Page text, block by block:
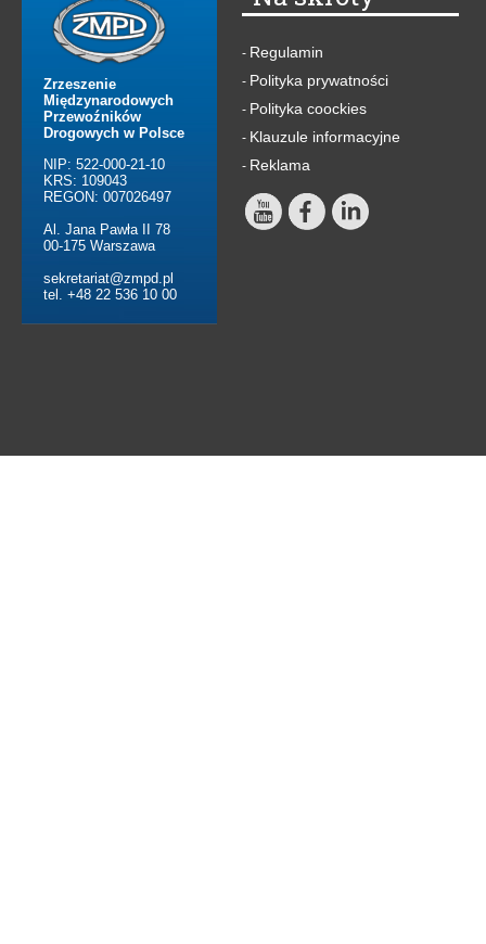
Zrzeszenie
Międzynarodowych
Przewoźników
Drogowych w Polsce
NIP: 522-000-21-10
KRS: 109043
REGON: 007026497
Al. Jana Pawła II 78
00-175 Warszawa
sekretariat@zmpd.pl
tel. +48 22 536 10 00
- Regulamin
- Polityka prywatności
- Polityka coockies
- Klauzule informacyjne
- Reklama